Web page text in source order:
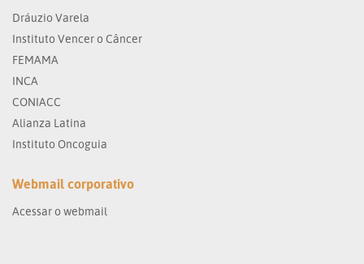
Dráuzio Varela
Instituto Vencer o Câncer
FEMAMA
INCA
CONIACC
Alianza Latina
Instituto Oncoguia
Webmail corporativo
Acessar o webmail